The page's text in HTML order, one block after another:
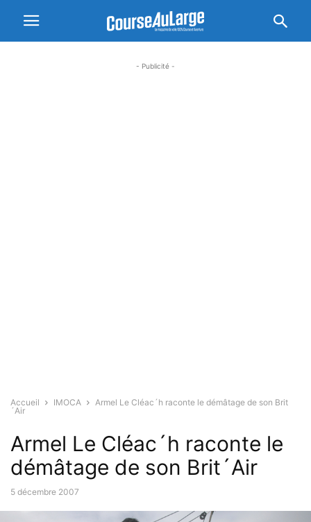
- Publicité -
Accueil IMOCA
Armel Le Cléac´h raconte le démâtage de son Brit
´Air
Armel Le Cléac´h raconte le
démâtage de son Brit´Air
5 décembre 2007